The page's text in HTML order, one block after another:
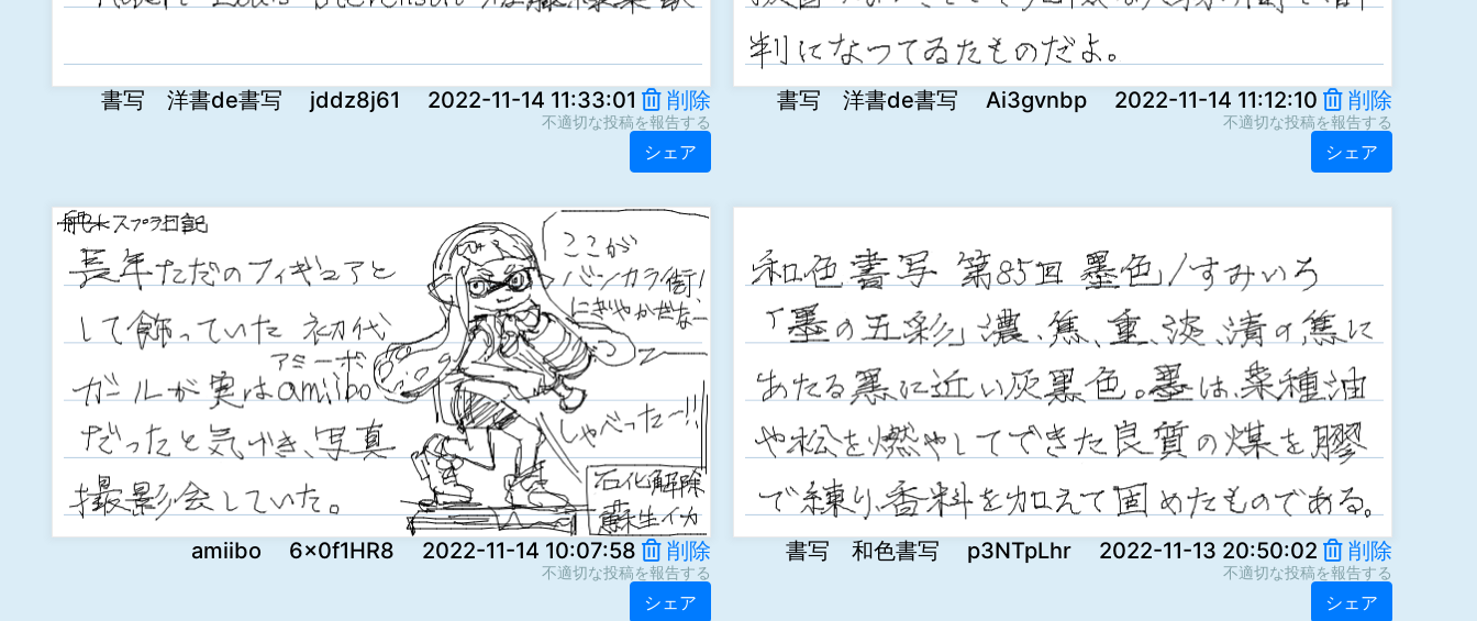
書写 洋書de書写 jddz8j61 2022-11-14 11:33:01 削除
不適切な投稿を報告する
シェア
書写 洋書de書写 Ai3gvnbp 2022-11-14 11:12:10 削除
不適切な投稿を報告する
シェア
amiibo 6x0f1HR8 2022-11-14 10:07:58 削除
不適切な投稿を報告する
シェア
書写 和色書写 p3NTpLhr 2022-11-13 20:50:02 削除
不適切な投稿を報告する
シェア